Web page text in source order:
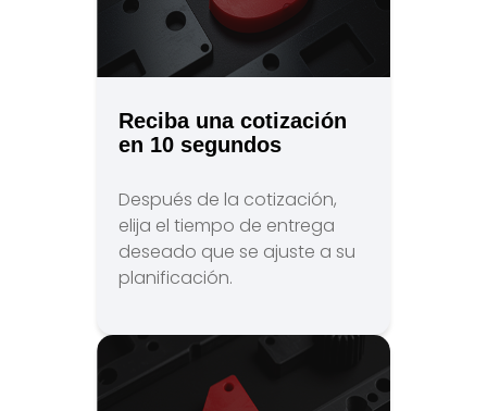
Reciba una cotización
en 10 segundos
Después de la cotización,
elija el tiempo de entrega
deseado que se ajuste a su
planificación.